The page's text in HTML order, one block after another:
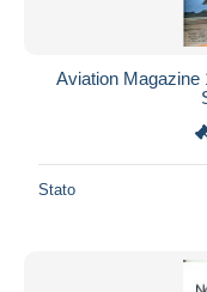
Aviation Magazine
Stato